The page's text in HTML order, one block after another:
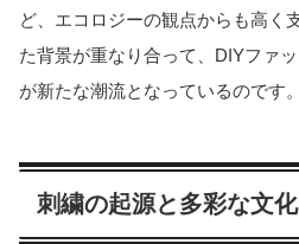
ど、エコロジーの観点からも高く
た背景が重なり合って、DIYファ
が新たな潮流となっているのです。
刺繍の起源と多彩な文